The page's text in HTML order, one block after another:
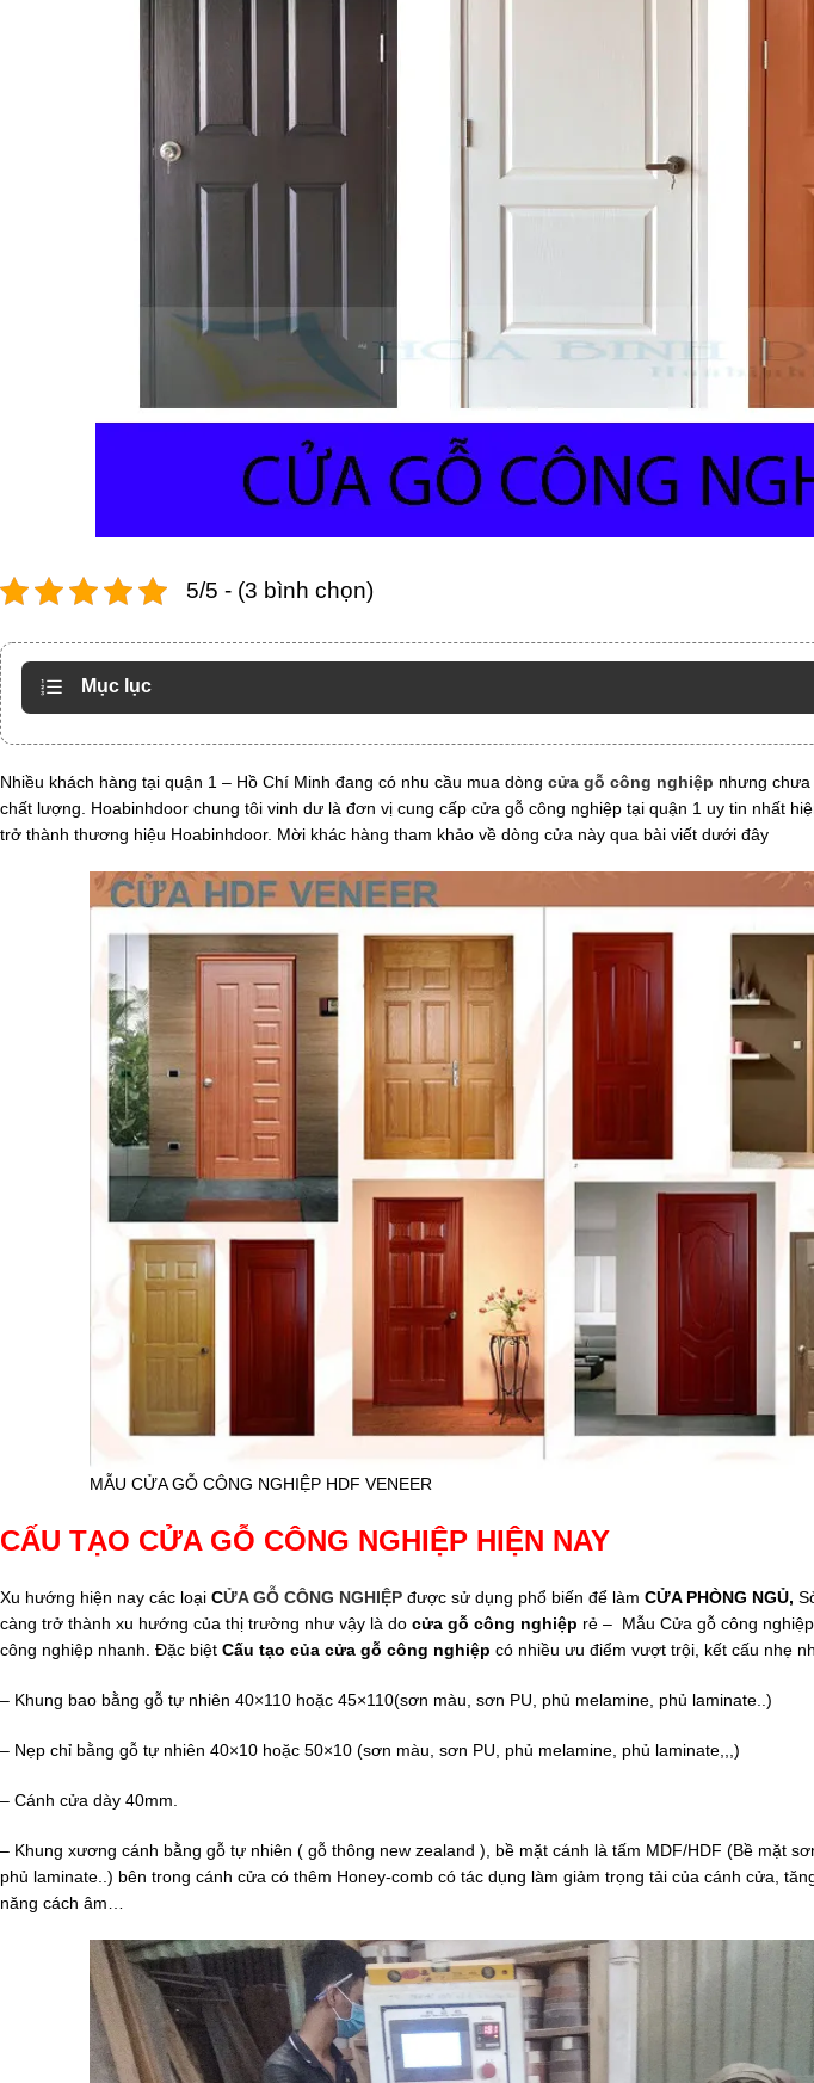
5/5 - (3 bình chọn)
Mục lục
Nhiều khách hàng tại quận 1 – Hồ Chí Minh đang có nhu cầu mua dòng cửa gỗ công nghiệp nhưng
chất lượng. Hoabinhdoor chung tôi vinh dư là đơn vị cung cấp cửa gỗ công nghiệp tại quận 1 uy tin nhất
trở thành thương hiệu Hoabinhdoor. Mời khác hàng tham khảo về dòng cửa này qua bài viết dưới đây
MẪU CỬA GỖ CÔNG NGHIỆP HDF VENEER
CẤU TẠO CỬA GỖ CÔNG NGHIỆP HIỆN NAY
Xu hướng hiện nay các loại CỬA GỖ CÔNG NGHIỆP được sử dụng phổ biến để làm CỬA PHÒNG NGỦ,
càng trở thành xu hướng của thị trường như vậy là do cửa gỗ công nghiệp rẻ – Mẫu Cửa gỗ công
công nghiệp nhanh. Đặc biệt Cấu tạo của cửa gỗ công nghiệp có nhiều ưu điểm vượt trội, kết cấu nhẹ
– Khung bao bằng gỗ tự nhiên 40×110 hoặc 45×110(sơn màu, sơn PU, phủ melamine, phủ laminate..)
– Nẹp chỉ bằng gỗ tự nhiên 40×10 hoặc 50×10 (sơn màu, sơn PU, phủ melamine, phủ laminate,,,)
– Cánh cửa dày 40mm.
– Khung xương cánh bằng gỗ tự nhiên ( gỗ thông new zealand ), bề mặt cánh là tấm MDF/HDF (Bề mặt
phủ laminate..) bên trong cánh cửa có thêm Honey-comb có tác dụng làm giảm trọng tải của cánh cửa,
năng cách âm…